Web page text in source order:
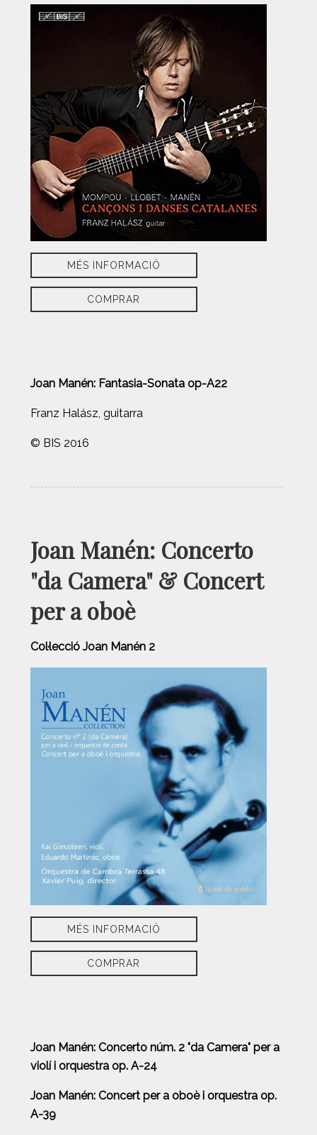
MÉS INFORMACIÓ
COMPRAR
Joan Manén: Fantasia-Sonata op-A22
Franz Halász, guitarra
© BIS 2016
Joan Manén: Concerto
"da Camera" & Concert
per a oboè
Col·lecció Joan Manén 2
MÉS INFORMACIÓ
COMPRAR
Joan Manén: Concerto núm. 2 "da Camera" per a
violí i orquestra op. A-24
Joan Manén: Concert per a oboè i orquestra op.
A-39